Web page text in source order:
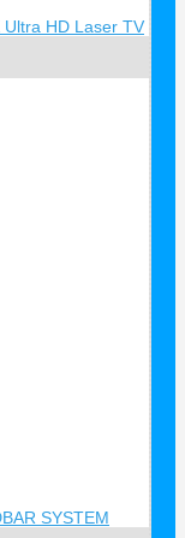
HD Laser TV
SYSTEM